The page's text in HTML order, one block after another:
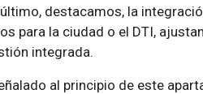
último, destacamos, la
para la ciudad o el DTI,
integrada.
al principio de este